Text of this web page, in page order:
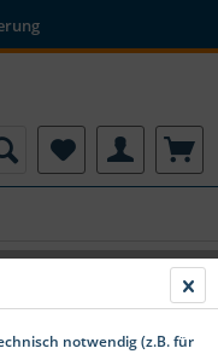
für
Edelstahl A2
notwendig (z.B. für